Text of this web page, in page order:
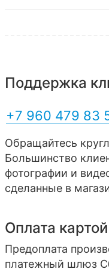
Поддержка
+7 960 479 83
Обращайтесь
Большинство
фотографии и
сделанные в
Оплата картой
Предоплата
платежный шлюз